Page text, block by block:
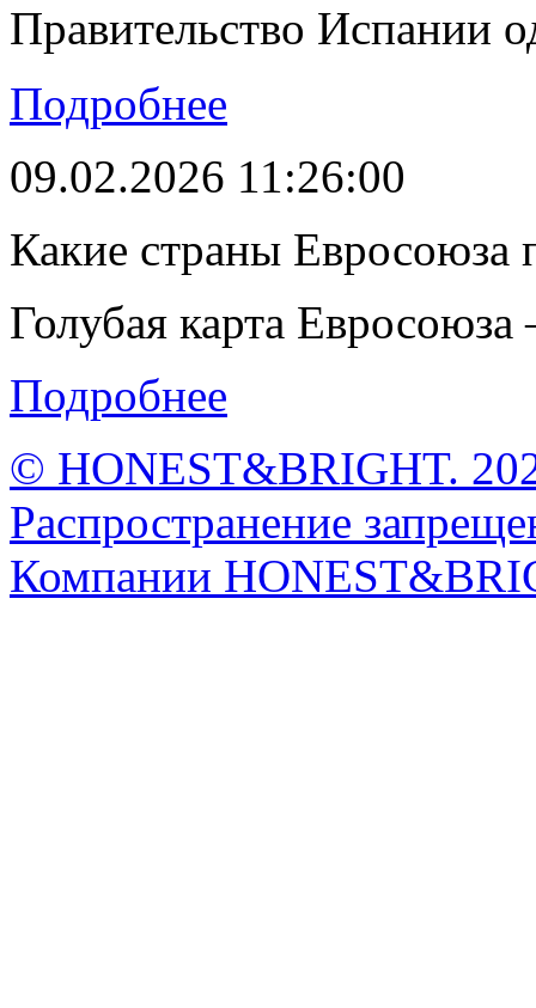
Правительство Испании
Подробнее
09.02.2026 11:26:00
Какие страны Евросоюза
Голубая карта Евросоюза
Подробнее
© HONEST&BRIGHT.
Распространение
Компании